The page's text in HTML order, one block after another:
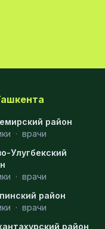
район
· врачи
Улугбекский
· врачи
район
· врачи
район